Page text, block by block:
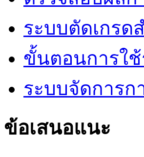
ระบบตัดเกรด
ขั้นตอนการใช้
ระบบจัดการก
ข้อเสนอแนะ